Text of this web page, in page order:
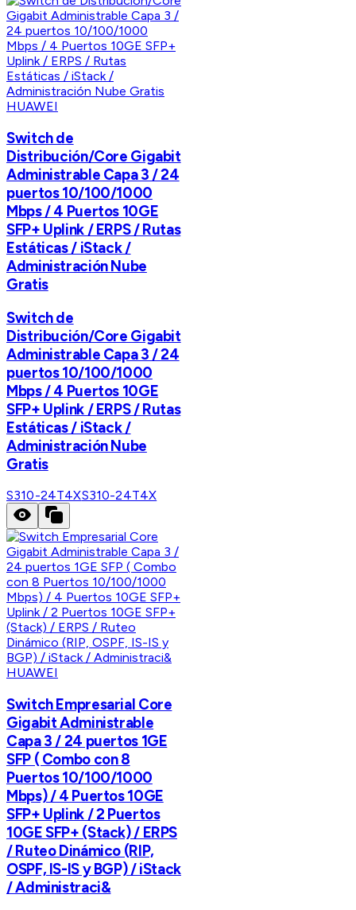
HUAWEI
Switch de
Distribución/Core Gigabit
Administrable Capa 3 / 24
puertos 10/100/1000
Mbps / 4 Puertos 10GE
SFP+ Uplink / ERPS / Rutas
Estáticas / iStack /
Administración Nube
Gratis
Switch de
Distribución/Core Gigabit
Administrable Capa 3 / 24
puertos 10/100/1000
Mbps / 4 Puertos 10GE
SFP+ Uplink / ERPS / Rutas
Estáticas / iStack /
Administración Nube
Gratis
S310-24T4XS310-24T4X
HUAWEI
Switch Empresarial Core
Gigabit Administrable
Capa 3 / 24 puertos 1GE
SFP ( Combo con 8
Puertos 10/100/1000
Mbps) / 4 Puertos 10GE
SFP+ Uplink / 2 Puertos
10GE SFP+ (Stack) / ERPS
/ Ruteo Dinámico (RIP,
OSPF, IS-IS y BGP) / iStack
/ Administraci&